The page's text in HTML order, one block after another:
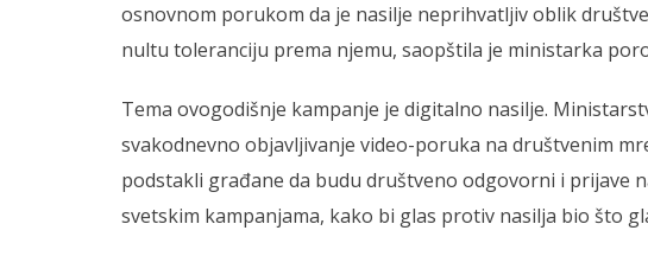
osnovnom porukom da je nasilje neprihvatljiv oblik
nultu toleranciju prema njemu, saopštila je ministarka
Tema ovogodišnje kampanje je digitalno nasilje.
svakodnevno objavljivanje video-poruka na društvenim
podstakli građane da budu društveno odgovorni i prijave
svetskim kampanjama, kako bi glas protiv nasilja bio što